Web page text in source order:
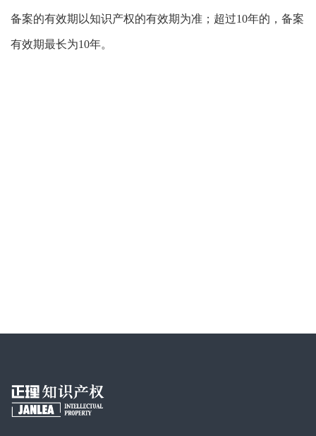
备案的有效期以知识产权的有效期为准；超过10年的，备案
有效期最长为10年。